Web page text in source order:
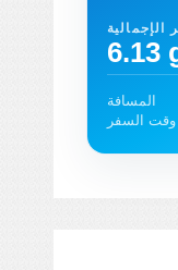
الإجمالية
6.13
المسافة
وقت السفر